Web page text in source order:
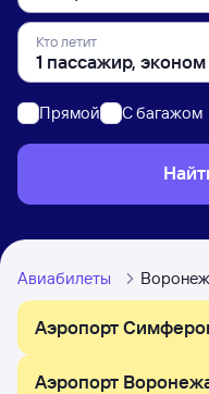
Кто летит
Прямой C багажом
Авиабилеты Воронеж
Аэропорт
Аэропорт